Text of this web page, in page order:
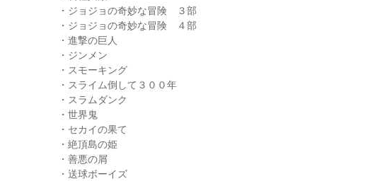
・ジョジョの奇妙な冒険 ３部
・ジョジョの奇妙な冒険 ４部
・進撃の巨人
・ジンメン
・スモーキング
・スライム倒して３００年
・スラムダンク
・世界鬼
・セカイの果て
・絶頂島の姫
・善悪の屑
・送球ボーイズ